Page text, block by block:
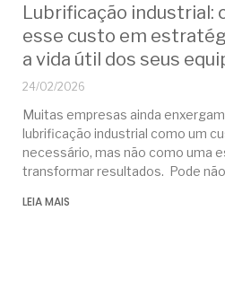
Lubrificação
esse custo em
a vida útil dos seus
24/02/2026
Muitas empresas ainda
lubrificação industrial como um
necessário, mas não como uma
transformar resultados. Pode
LEIA MAIS